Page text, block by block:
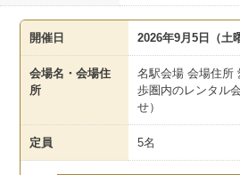
開催日 2026年9月5日（土
会場名・会場住
所
名駅会場 会場住
歩圏内のレンタル
せ）
定員 5名